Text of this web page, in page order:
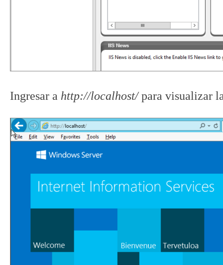
Ingresar a http://localhost/para visualizar